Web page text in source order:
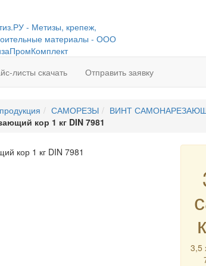
листы скачать Отправить заявку
САМОРЕЗЫ
ВИНТ
кор 1 кг DIN 7981
3,5